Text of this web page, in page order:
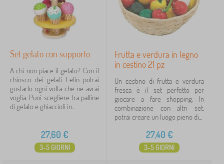
Set gelato con supporto
A chi non piace il gelato? Con il
chiosco dei gelati Lelin potrai
gustarlo ogni volta che ne avrai
voglia. Puoi scegliere tra palline
di gelato e ghiaccioli in...
27,60 €
3-5 GIORNI
Frutta e verdura in legno
in cestino 21 pz
Un cestino di frutta e verdura
fresca è il set perfetto per
giocare a fare shopping. In
combinazione con altri set,
potrai creare un luogo pieno di...
27,40 €
3-5 GIORNI